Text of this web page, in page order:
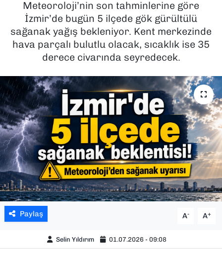
Meteoroloji’nin son tahminlerine göre
İzmir’de bugün 5 ilçede gök gürültülü
sağanak yağış bekleniyor. Kent merkezinde
hava parçalı bulutlu olacak, sıcaklık ise 35
derece civarında seyredecek.
Paylaş A- A+
Selin Yıldırım 01.07.2026 - 09:08
MAGAZİN
POLİTİKA
SAĞLIK
SPOR
TEKNOLOJİ
YAŞAM
YEREL YÖNETİMLER
Haber Arşivi